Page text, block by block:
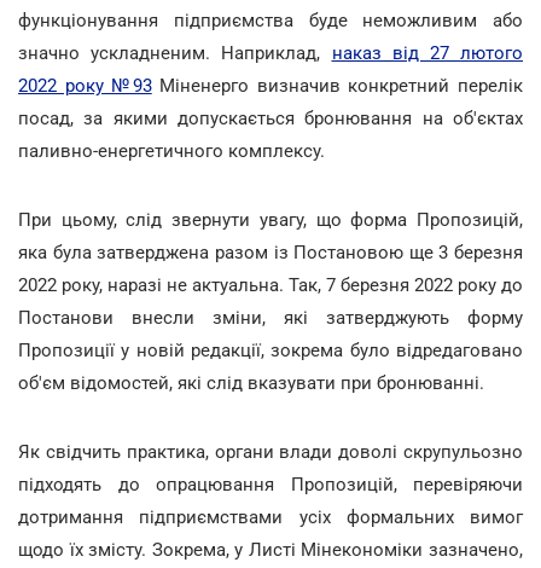
функціонування підприємства буде неможливим або
значно ускладненим. Наприклад, наказ від 27 лютого
2022 року №93Міненерго визначив конкретний перелік
посад, за якими допускається бронювання на об'єктах
паливно-енергетичного комплексу.
При цьому, слід звернути увагу, що форма Пропозицій,
яка була затверджена разом із Постановою ще 3 березня
2022 року, наразі не актуальна. Так, 7 березня 2022 року до
Постанови внесли зміни, які затверджують форму
Пропозиції у новій редакції, зокрема було відредаговано
об'єм відомостей, які слід вказувати при бронюванні.
Як свідчить практика, органи влади доволі скрупульозно
підходять до опрацювання Пропозицій, перевіряючи
дотримання підприємствами усіх формальних вимог
щодо їх змісту. Зокрема, у Листі Мінекономіки зазначено,